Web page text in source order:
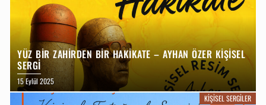
YÜZ BİR ZAHİRDEN BİR HAKİKATE – AYHAN ÖZER KİŞİSEL
SERGİ
15 Eylül 2025
KIŞISEL SERGILER